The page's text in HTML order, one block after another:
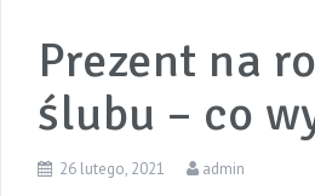
Prezent na
ślubu – co
26 lutego, 2021 admin